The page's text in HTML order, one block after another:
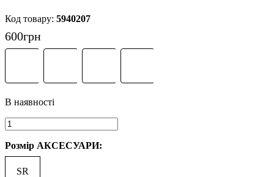
5940207
600грн
Розмір АКСЕСУАРИ:
SR